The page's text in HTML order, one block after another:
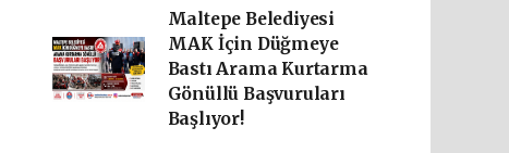
Maltepe Belediyesi
MAK İçin Düğmeye
Bastı Arama Kurtarma
Gönüllü Başvuruları
Başlıyor!